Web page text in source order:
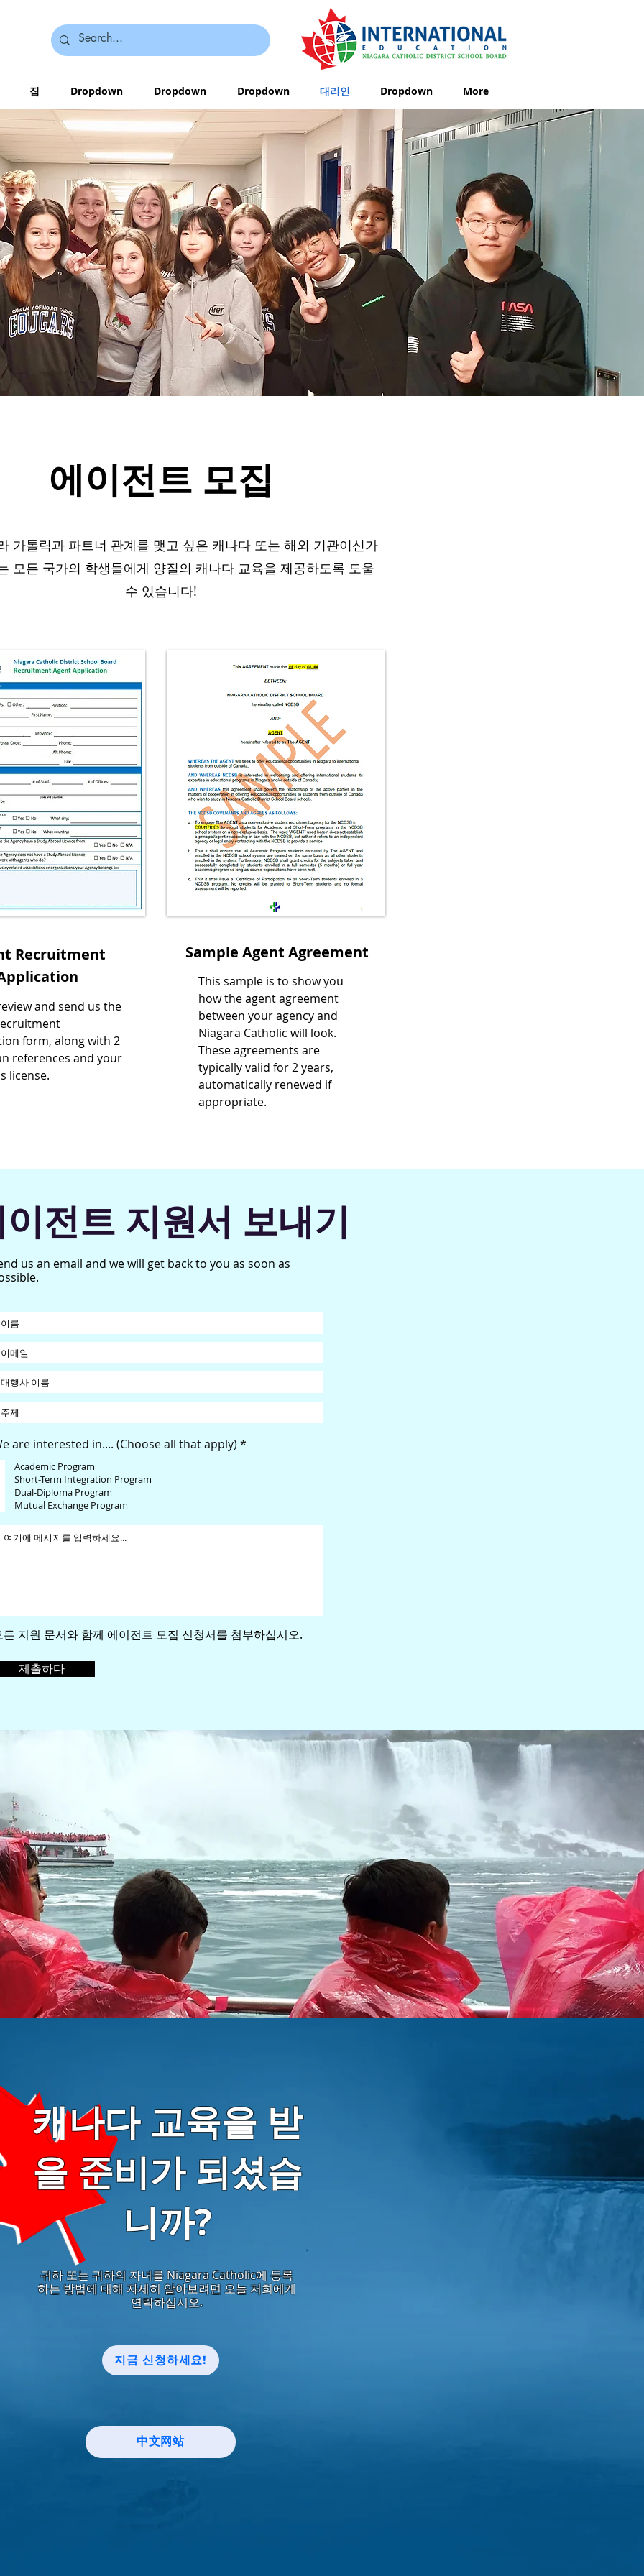
집 Dropdown Dropdown Dropdown 대리인 Dropdown More
에이전트 모집
가톨릭과 파트너 관계를 맺고 싶은 캐나다 또는 해외 기관이신가
모든 국가의 학생들에게 양질의 캐나다 교육을 제공하도록 도울
수 있습니다!
Recruitment
and send us the
form, along with 2
references and your
license.
Sample Agent Agreement
This sample is to show you
how the agent agreement
between your agency and
Niagara Catholic will look.
These agreements are
typically valid for 2 years,
automatically renewed if
appropriate.
전트 지원서 보내기
us an email and we will get back to you as soon as
are interested in.... (Choose all that apply) *
Academic Program
Short-Term Integration Program
Dual-Diploma Program
Mutual Exchange Program
든 지원 문서와 함께 에이전트 모집 신청서를 첨부하십시오.
제출하다
캐나다 교육을 받
을 준비가 되셨습
니까?
귀하 또는 귀하의 자녀를 Niagara Catholic에 등록
하는 방법에 대해 자세히 알아보려면 오늘 저희에게
연락하십시오.
지금 신청하세요!
中文网站